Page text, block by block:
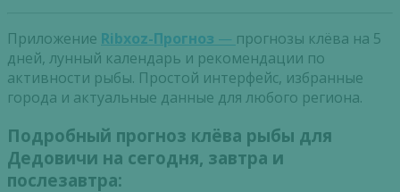
Приложение Ribxoz-Прогноз — прогнозы клёва на 5
дней, лунный календарь и рекомендации по
активности рыбы. Простой интерфейс, избранные
города и актуальные данные для любого региона.
Подробный прогноз клёва рыбы для
Дедовичи на сегодня, завтра и
послезавтра: